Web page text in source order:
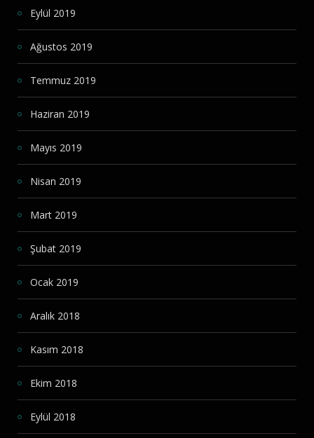
Eylül 2019
Ağustos 2019
Temmuz 2019
Haziran 2019
Mayıs 2019
Nisan 2019
Mart 2019
Şubat 2019
Ocak 2019
Aralık 2018
Kasım 2018
Ekim 2018
Eylül 2018